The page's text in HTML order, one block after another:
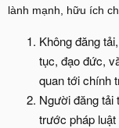
lành mạnh, hữu ích
Không đăng
tục, đạo đức,
quan tới chính
Người đăng tải
trước pháp